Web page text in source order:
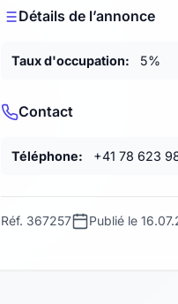
Détails de l’annonce
Taux d'occupation: 5%
Contact
Téléphone: +41 78 623
Réf. 367257 Publié le